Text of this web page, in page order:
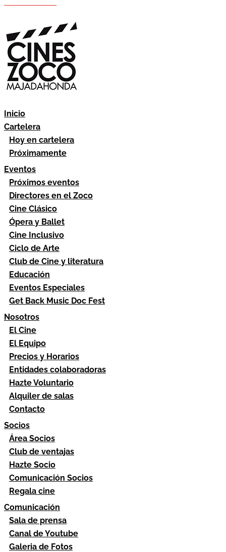
Inicio
Cartelera
Hoy en cartelera
Próximamente
Eventos
Próximos eventos
Directores en el Zoco
Cine Clásico
Ópera y Ballet
Cine Inclusivo
Ciclo de Arte
Club de Cine y literatura
Educación
Eventos Especiales
Get Back Music Doc Fest
Nosotros
El Cine
El Equipo
Precios y Horarios
Entidades colaboradoras
Hazte Voluntario
Alquiler de salas
Contacto
Socios
Área Socios
Club de ventajas
Hazte Socio
Comunicación Socios
Regala cine
Comunicación
Sala de prensa
Canal de Youtube
Galeria de Fotos